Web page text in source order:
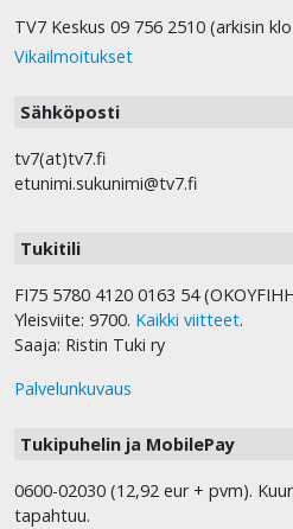
TV7 Keskus 09 756 2510 (arkisin
Vikailmoitukset
Sähköposti
tv7(at)tv7.fi
etunimi.sukunimi@tv7.fi
Tukitili
FI75 5780 4120 0163 54
Yleisviite: 9700. Kaikki viitteet.
Saaja: Ristin Tuki ry
Palvelunkuvaus
Tukipuhelin ja MobilePay
0600-02030 (12,92 eur + pvm).
tapahtuu.